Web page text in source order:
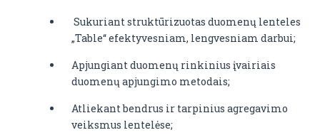
Sukuriant struktūrizuotas duomenų lenteles
„Table“ efektyvesniam, lengvesniam darbui;
Apjungiant duomenų rinkinius įvairiais
duomenų apjungimo metodais;
Atliekant bendrus ir tarpinius agregavimo
veiksmus lentelėse;